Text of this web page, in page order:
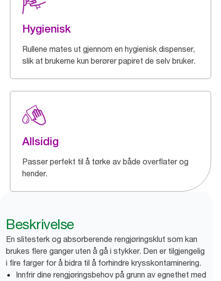
Hygienisk
Rullene mates ut gjennom en hygienisk dispenser,
slik at brukerne kun berører papiret de selv bruker.
Allsidig
Passer perfekt til å tørke av både overflater og
hender.
Beskrivelse
En slitesterk og absorberende rengjøringsklut som kan
brukes flere ganger uten å gå i stykker. Den er tilgjengelig
i fire farger for å bidra til å forhindre krysskontaminering.
Innfrir dine rengjøringsbehov på grunn av egnethet med